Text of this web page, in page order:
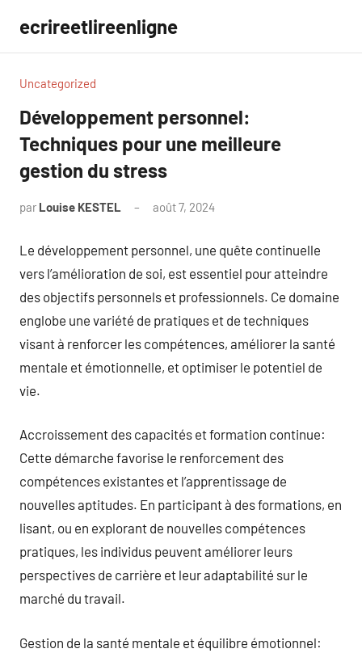
contenu
ecrireetlireenligne
Uncategorized
Développement personnel:
Techniques pour une meilleure
gestion du stress
par Louise KESTEL août 7, 2024
Le développement personnel, une quête continuelle
vers l’amélioration de soi, est essentiel pour atteindre
des objectifs personnels et professionnels. Ce domaine
englobe une variété de pratiques et de techniques
visant à renforcer les compétences, améliorer la santé
mentale et émotionnelle, et optimiser le potentiel de
vie.
Accroissement des capacités et formation continue:
Cette démarche favorise le renforcement des
compétences existantes et l’apprentissage de
nouvelles aptitudes. En participant à des formations, en
lisant, ou en explorant de nouvelles compétences
pratiques, les individus peuvent améliorer leurs
perspectives de carrière et leur adaptabilité sur le
marché du travail.
Gestion de la santé mentale et équilibre émotionnel: